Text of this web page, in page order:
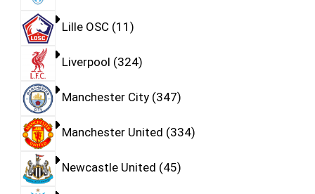
Lille OSC 11
Liverpool 324
Manchester City 347
Manchester United 334
Newcastle United 45